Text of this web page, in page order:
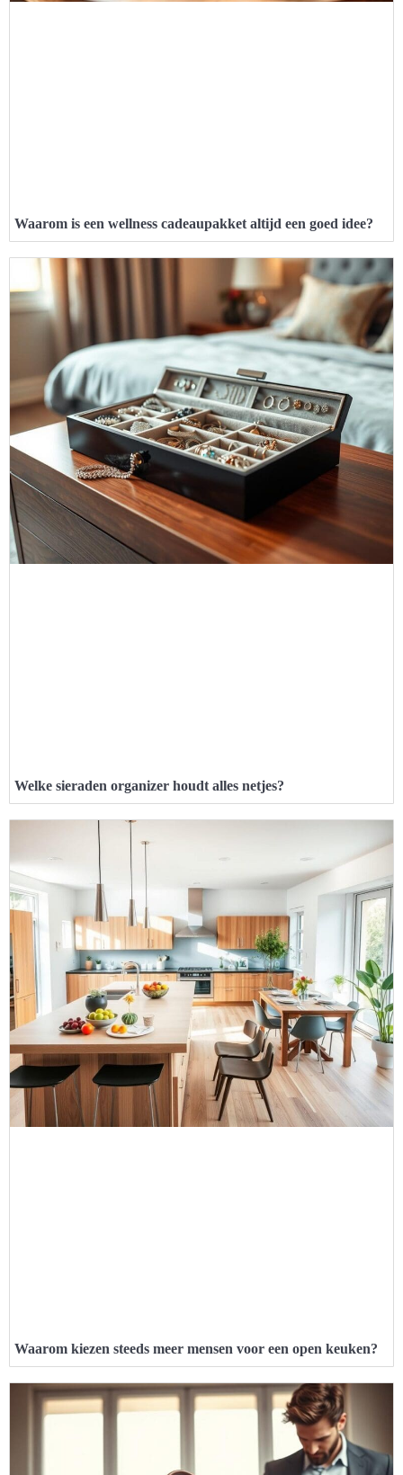
Waarom is een wellness cadeaupakket altijd een goed idee?
Welke sieraden organizer houdt alles netjes?
Waarom kiezen steeds meer mensen voor een open keuken?